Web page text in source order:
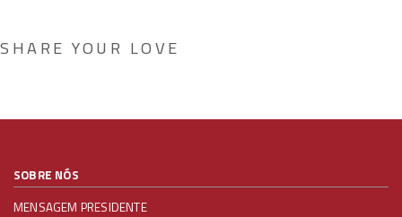
SHARE YOUR LOVE
SOBRE NÓS
MENSAGEM PRESIDENTE